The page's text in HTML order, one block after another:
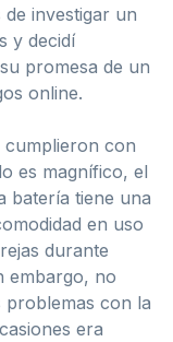
investigar un
y decidí
promesa de un
online.
cumplieron con
es magnífico, el
batería tiene una
en uso
durante
embargo, no
con la
era